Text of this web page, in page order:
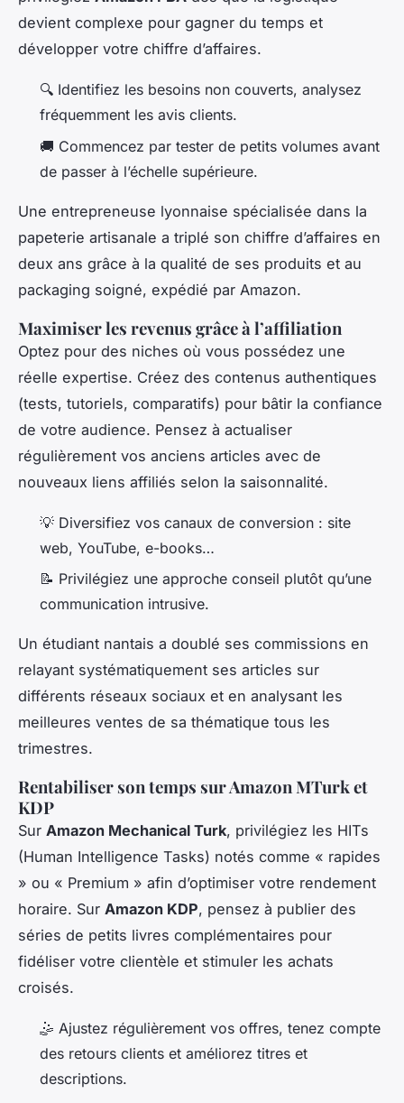
devient complexe pour gagner du temps et
développer votre chiffre d’affaires.
🔍 Identifiez les besoins non couverts, analysez
fréquemment les avis clients.
🚚 Commencez par tester de petits volumes avant
de passer à l’échelle supérieure.
Une entrepreneuse lyonnaise spécialisée dans la
papeterie artisanale a triplé son chiffre d’affaires en
deux ans grâce à la qualité de ses produits et au
packaging soigné, expédié par Amazon.
Maximiser les revenus grâce à l’affiliation
Optez pour des niches où vous possédez une
réelle expertise. Créez des contenus authentiques
(tests, tutoriels, comparatifs) pour bâtir la confiance
de votre audience. Pensez à actualiser
régulièrement vos anciens articles avec de
nouveaux liens affiliés selon la saisonnalité.
💡 Diversifiez vos canaux de conversion : site
web, YouTube, e-books…
📝 Privilégiez une approche conseil plutôt qu’une
communication intrusive.
Un étudiant nantais a doublé ses commissions en
relayant systématiquement ses articles sur
différents réseaux sociaux et en analysant les
meilleures ventes de sa thématique tous les
trimestres.
Rentabiliser son temps sur Amazon MTurk et
KDP
Sur Amazon Mechanical Turk, privilégiez les HITs
(Human Intelligence Tasks) notés comme « rapides
» ou « Premium » afin d’optimiser votre rendement
horaire. Sur Amazon KDP, pensez à publier des
séries de petits livres complémentaires pour
fidéliser votre clientèle et stimuler les achats
croisés.
🤹 Ajustez régulièrement vos offres, tenez compte
des retours clients et améliorez titres et
descriptions.